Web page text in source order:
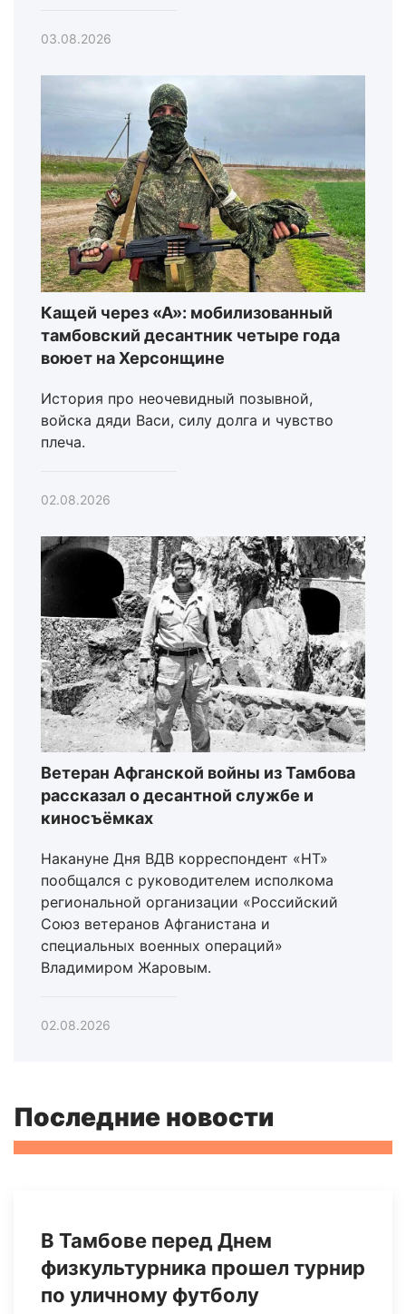
03.08.2026
Кащей через «А»: мобилизованный
тамбовский десантник четыре года
воюет на Херсонщине
История про неочевидный позывной,
войска дяди Васи, силу долга и чувство
плеча.
02.08.2026
Ветеран Афганской войны из Тамбова
рассказал о десантной службе и
киносъёмках
Накануне Дня ВДВ корреспондент «НТ»
пообщался с руководителем исполкома
региональной организации «Российский
Союз ветеранов Афганистана и
специальных военных операций»
Владимиром Жаровым.
02.08.2026
Последние новости
В Тамбове перед Днем
физкультурника прошел турнир
по уличному футболу